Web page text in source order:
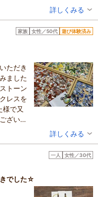
クセサリー！！四条河原町の
クセサリーを作ろう！お友達
人様も大歓迎！京都観光にも
お一人さま 4,500円～
ります。
詳しくみる
家族 女性／50代 遊び体験済み
ただき
ました
トーン
レスを
様で又
ざいま
詳しくみる
一人 女性／30代
でした☆